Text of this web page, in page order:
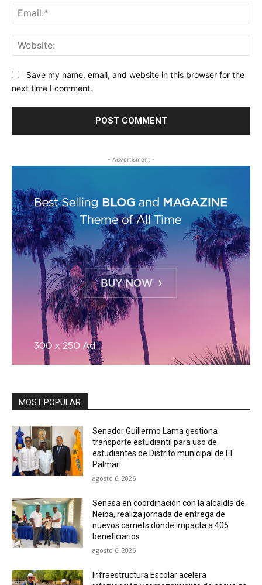
Save my name, email, and website in this browser for the
next time I comment.
- Advertisment -
MOST POPULAR
Senador Guillermo Lama gestiona
transporte estudiantil para uso de
estudiantes de Distrito municipal de El
Palmar
agosto 6, 2026
Senasa en coordinación con la alcaldía de
Neiba, realiza jornada de entrega de
nuevos carnets donde impacta a 405
beneficiarios
agosto 6, 2026
Infraestructura Escolar acelera